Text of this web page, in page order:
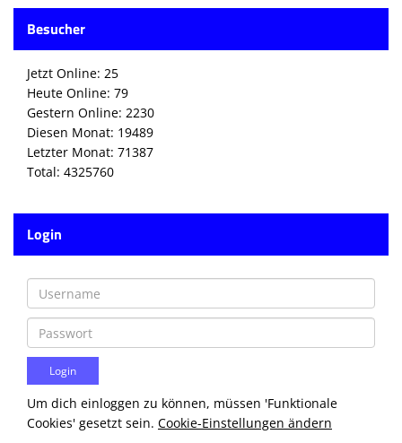
Besucher
Jetzt Online: 25
Heute Online: 79
Gestern Online: 2230
Diesen Monat: 19489
Letzter Monat: 71387
Total: 4325760
Login
Um dich einloggen zu können, müssen 'Funktionale
Cookies' gesetzt sein. Cookie-Einstellungen ändern